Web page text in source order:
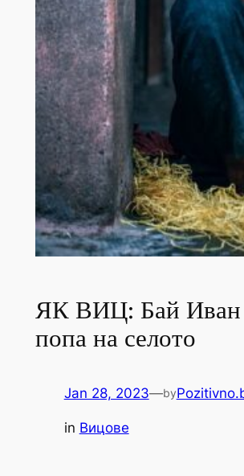
ЯК ВИЦ: Бай Иван
попа на селото
Jan 28, 2023—by
in Вицове